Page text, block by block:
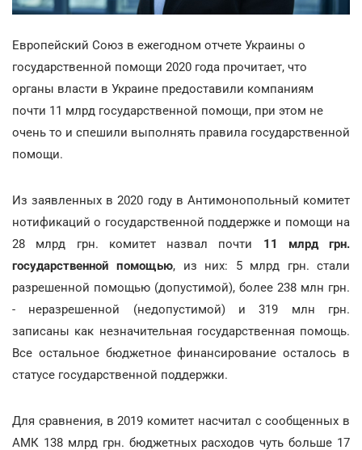
Европейский Союз в ежегодном отчете Украины о
государственной помощи 2020 года прочитает, что
органы власти в Украине предоставили компаниям
почти 11 млрд государственной помощи, при этом не
очень то и спешили выполнять правила государственной
помощи.
Из заявленных в 2020 году в Антимонопольный комитет
нотификаций о государственной поддержке и помощи на
28 млрд грн. комитет назвал почти 11 млрд грн.
государственной помощью, из них: 5 млрд грн. стали
разрешенной помощью (допустимой), более 238 млн грн.
- неразрешенной (недопустимой) и 319 млн грн.
записаны как незначительная государственная помощь.
Все остальное бюджетное финансирование осталось в
статусе государственной поддержки.
Для сравнения, в 2019 комитет насчитал с сообщенных в
АМК 138 млрд грн. бюджетных расходов чуть больше 17